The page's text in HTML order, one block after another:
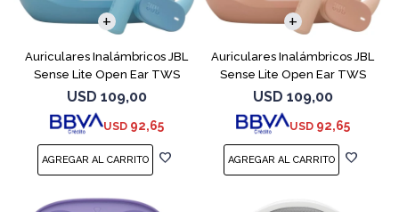
Auriculares Inalámbricos JBL
Sense Lite Open Ear TWS
Azul
USD 109,00
USD 92,65
Auriculares Inalámbricos JBL
Sense Lite Open Ear TWS
Beige
USD 109,00
USD 92,65